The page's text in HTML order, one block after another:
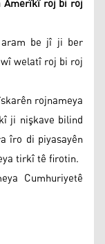
aram be jî ji ber
welatî roj bi roj
rojnameya
ji nişkave bilind
îro di piyasayên
tirkî tê firotin.
Cumhuriyetê